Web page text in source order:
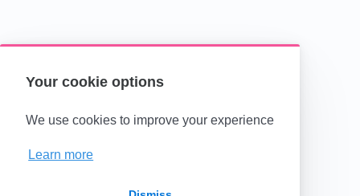
Your cookie options
We use cookies to improve your experience
Learn more